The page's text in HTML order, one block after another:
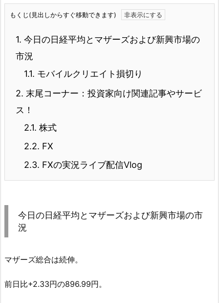
もくじ(見出しからすぐ移動できます)
1. 今日の日経平均とマザーズおよび新興市場の
市況
1.1. モバイルクリエイト損切り
2. 末尾コーナー：投資家向け関連記事やサービ
ス！
2.1. 株式
2.2. FX
2.3. FXの実況ライブ配信Vlog
今日の日経平均とマザーズおよび新興市場の市
況
マザーズ総合は続伸。
前日比+2.33円の896.99円。